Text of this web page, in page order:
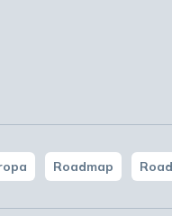
Roadmap